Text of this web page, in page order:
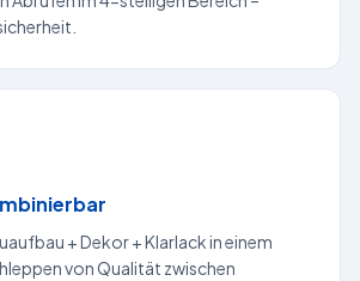
+ Dekor + Klarlack in einem
von Qualität zwischen